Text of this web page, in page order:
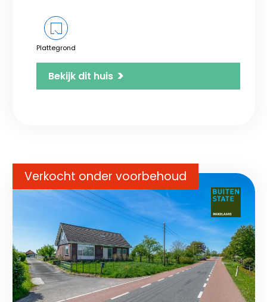
Plattegrond
Bekijk dit huis >
Verkocht onder voorbehoud